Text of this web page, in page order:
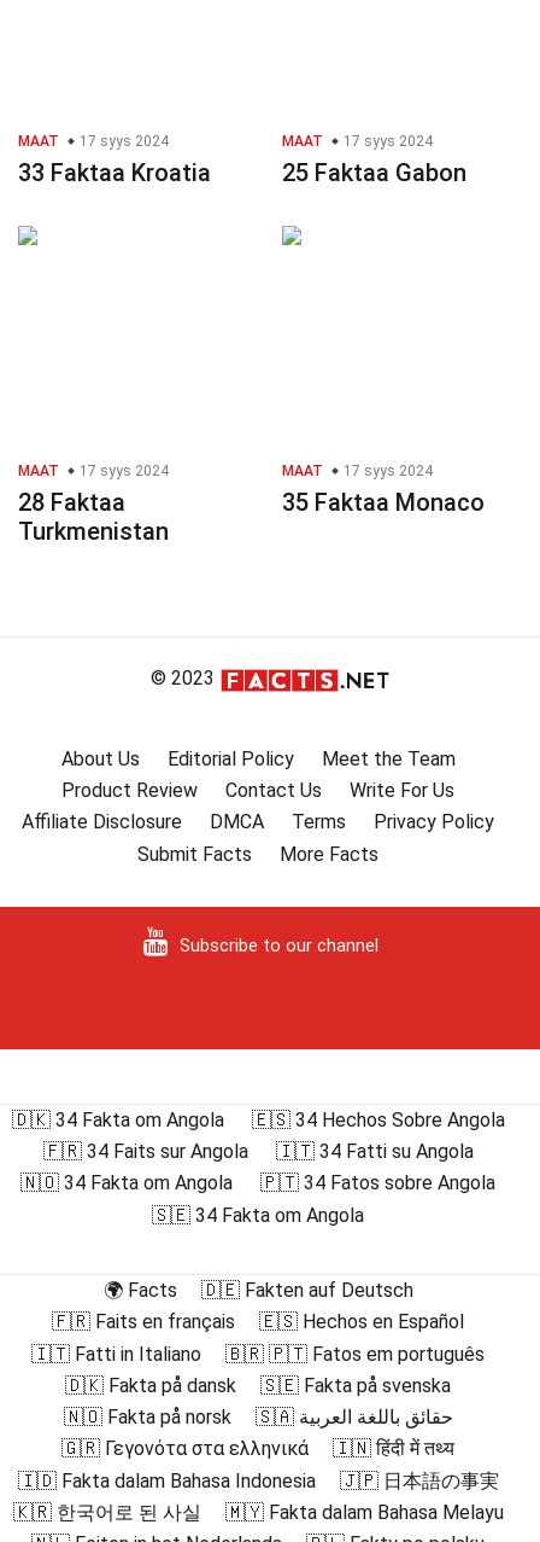
MAAT 17 syys 2024
33 Faktaa Kroatia
MAAT 17 syys 2024
25 Faktaa Gabon
MAAT 17 syys 2024
28 Faktaa
Turkmenistan
MAAT 17 syys 2024
35 Faktaa Monaco
© 2023
About Us Editorial Policy
Meet the Team
Product Review
Contact Us
Write For Us
Affiliate Disclosure
DMCA Terms
Privacy Policy
Submit Facts
More Facts
Subscribe to our channel
🇩🇰 34 Fakta om Angola
🇪🇸 34 Hechos Sobre Angola
🇫🇷 34 Faits sur Angola
🇮🇹 34 Fatti su Angola
🇳🇴 34 Fakta om Angola
🇵🇹 34 Fatos sobre Angola
🇸🇪 34 Fakta om Angola
🌍 Facts
🇩🇪 Fakten auf Deutsch
🇫🇷 Faits en français
🇪🇸 Hechos en Español
🇮🇹 Fatti in Italiano
🇧🇷 🇵🇹 Fatos em português
🇩🇰 Fakta på dansk
🇸🇪 Fakta på svenska
🇳🇴 Fakta på norsk
🇸🇦 حقائق باللغة العربية
🇬🇷 Γεγονότα στα ελληνικά
🇮🇳 हिंदी में तथ्य
🇮🇩 Fakta dalam Bahasa Indonesia
🇯🇵 日本語の事実
🇰🇷 한국어로 된 사실
🇲🇾 Fakta dalam Bahasa Melayu